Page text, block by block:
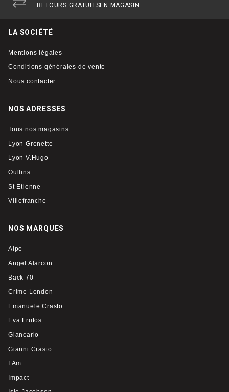
RETOURS GRATUITSEN MAGASIN
LA SOCIÉTÉ
Mentions légales
Conditions générales de vente
Nous contacter
NOS ADRESSES
Tous nos magasins
Lyon Grenette
Lyon V.Hugo
Oullins
St Etienne
Villefranche
NOS MARQUES
Alpe
Angel Alarcon
Back 70
Crime London
Emanuele Crasto
Eva Frutos
Giancario
Gianni Crasto
I Am
Impact